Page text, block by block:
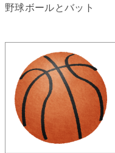
野球ボールとバット